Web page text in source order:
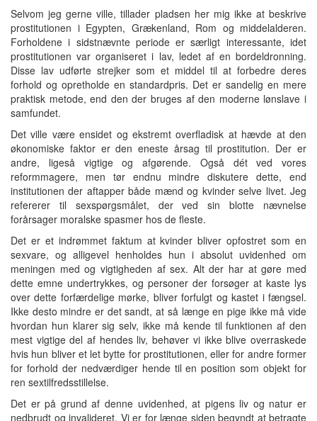
Selvom jeg gerne ville, tillader pladsen her mig ikke at beskrive
prostitutionen i Egypten, Grækenland, Rom og middelalderen.
Forholdene i sidstnævnte periode er særligt interessante, idet
prostitutionen var organiseret i lav, ledet af en bordeldronning.
Disse lav udførte strejker som et middel til at forbedre deres
forhold og opretholde en standardpris. Det er sandelig en mere
praktisk metode, end den der bruges af den moderne lønslave i
samfundet.
Det ville være ensidet og ekstremt overfladisk at hævde at den
økonomiske faktor er den eneste årsag til prostitution. Der er
andre, ligeså vigtige og afgørende. Også dét ved vores
reformmagere, men tør endnu mindre diskutere dette, end
institutionen der aftapper både mænd og kvinder selve livet. Jeg
refererer til sexspørgsmålet, der ved sin blotte nævnelse
forårsager moralske spasmer hos de fleste.
Det er et indrømmet faktum at kvinder bliver opfostret som en
sexvare, og alligevel henholdes hun i absolut uvidenhed om
meningen med og vigtigheden af sex. Alt der har at gøre med
dette emne undertrykkes, og personer der forsøger at kaste lys
over dette forfærdelige mørke, bliver forfulgt og kastet i fængsel.
Ikke desto mindre er det sandt, at så længe en pige ikke må vide
hvordan hun klarer sig selv, ikke må kende til funktionen af den
mest vigtige del af hendes liv, behøver vi ikke blive overraskede
hvis hun bliver et let bytte for prostitutionen, eller for andre former
for forhold der nedværdiger hende til en position som objekt for
ren sextilfredsstillelse.
Det er på grund af denne uvidenhed, at pigens liv og natur er
nedbrudt og invalideret. Vi er for længe siden begyndt at betragte